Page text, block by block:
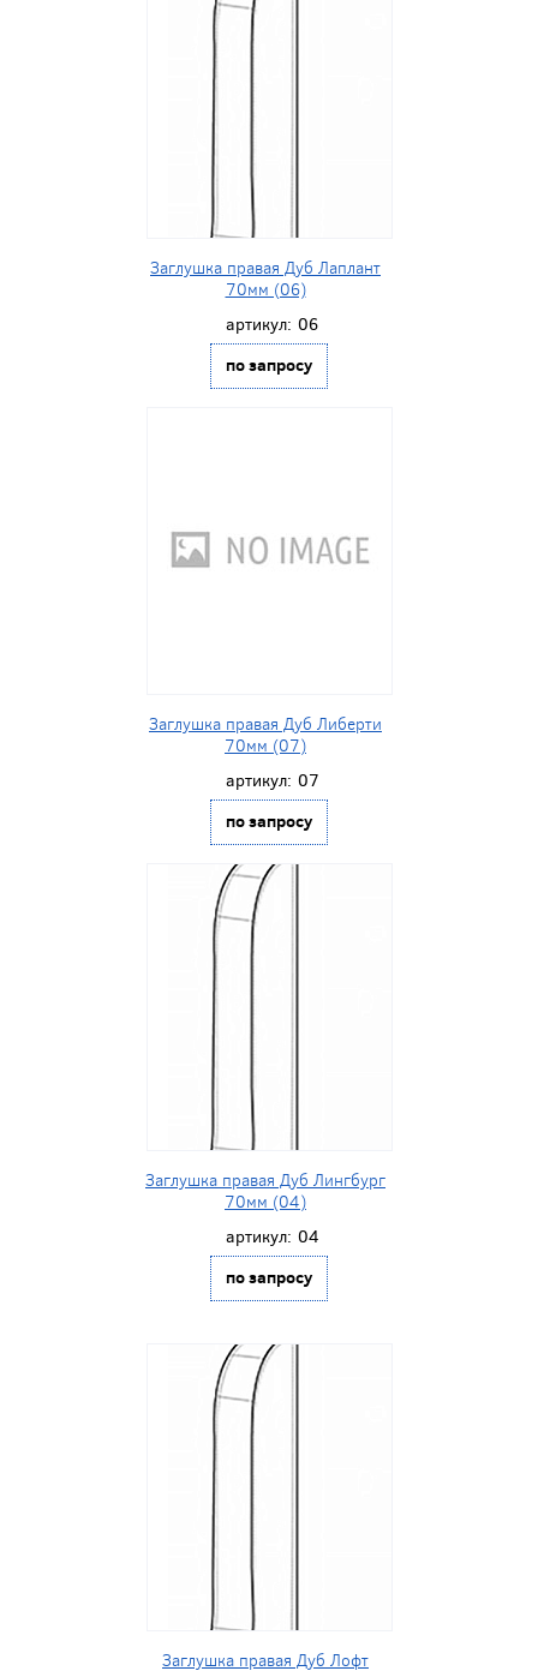
Заглушка правая Дуб Лаплант
70мм (06)
артикул: 06
по запросу
Заглушка правая Дуб Либерти
70мм (07)
артикул: 07
по запросу
Заглушка правая Дуб Лингбург
70мм (04)
артикул: 04
по запросу
Заглушка правая Дуб Лофт